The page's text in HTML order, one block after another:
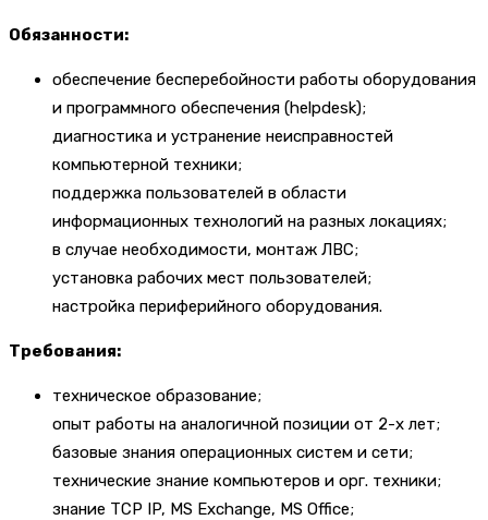
Обязанности:
обеспечение бесперебойности работы оборудования
и программного обеспечения (helpdesk);
диагностика и устранение неисправностей
компьютерной техники;
поддержка пользователей в области
информационных технологий на разных локациях;
в случае необходимости, монтаж ЛВС;
установка рабочих мест пользователей;
настройка периферийного оборудования.
Требования:
техническое образование;
опыт работы на аналогичной позиции от 2-х лет;
базовые знания операционных систем и сети;
технические знание компьютеров и орг. техники;
знание TCP IP, MS Exchange, MS Office;